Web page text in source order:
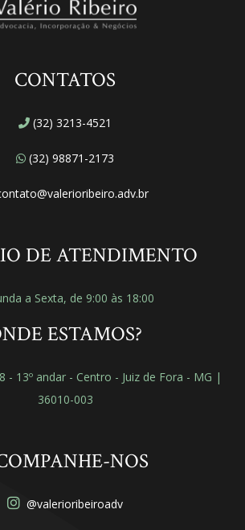
CONTATOS
(32) 3213-4521
(32) 98871-2173
DE ATENDIMENTO
a Sexta, de 9:00 às 18:00
ESTAMOS?
- 13º andar - Centro - Juiz de Fora - MG |
36010-003
NOS
@valerioribeiroadv